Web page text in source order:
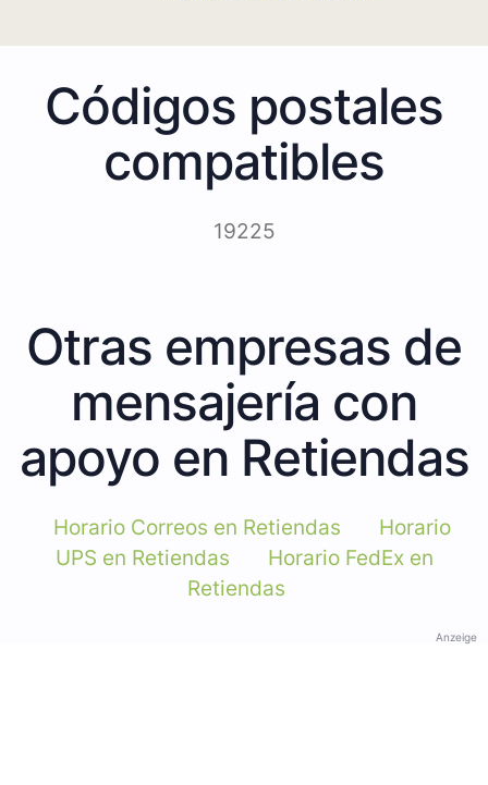
Códigos postales
compatibles
19225
Otras empresas de
mensajería con
apoyo en Retiendas
Horario Correos en Retiendas
Horario
UPS en Retiendas
Horario FedEx en
Retiendas
Anzeige